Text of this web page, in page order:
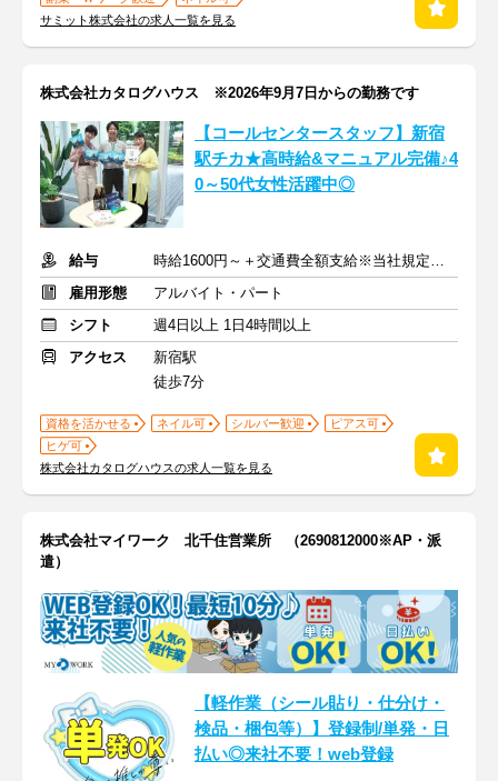
サミット株式会社の求人一覧を見る
株式会社カタログハウス ※2026年9月7日からの勤務です
【コールセンタースタッフ】新宿
駅チカ★高時給&マニュアル完備♪4
0～50代女性活躍中◎
給与
時給1600円～＋交通費全額支給※当社規定による
雇用形態
アルバイト・パート
シフト
週4日以上 1日4時間以上
アクセス
新宿駅
徒歩7分
資格を活かせる ネイル可 シルバー歓迎
ピアス可
ヒゲ可
株式会社カタログハウスの求人一覧を見る
株式会社マイワーク 北千住営業所 （2690812000※AP・派
遣）
【軽作業（シール貼り・仕分け・
検品・梱包等）】登録制/単発・日
払い◎来社不要！web登録